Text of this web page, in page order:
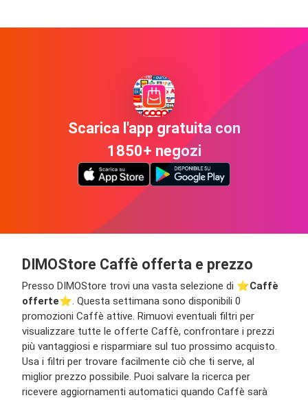
Scarica l'app gratuita con
1850+ negozi
DIMOStore Caffè offerta e prezzo
Presso DIMOStore trovi una vasta selezione di ⭐️Caffè
offerte⭐️. Questa settimana sono disponibili 0
promozioni Caffè attive. Rimuovi eventuali filtri per
visualizzare tutte le offerte Caffè, confrontare i prezzi
più vantaggiosi e risparmiare sul tuo prossimo acquisto.
Usa i filtri per trovare facilmente ciò che ti serve, al
miglior prezzo possibile. Puoi salvare la ricerca per
ricevere aggiornamenti automatici quando Caffè sarà